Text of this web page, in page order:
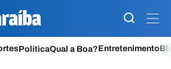
PolíticaQual a Boa?Entretenimento